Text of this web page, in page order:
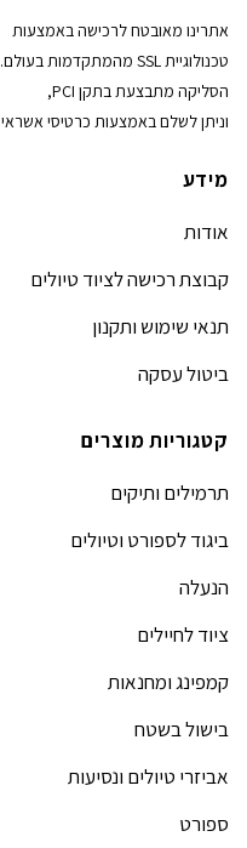
אתרינו מאובטח לרכישה באמצעות
טכנולוגיית SSL מהמתקדמות בעולם.
הסליקה מתבצעת בתקן PCI,
וניתן לשלם באמצעות כרטיסי אשראי
מידע
אודות
קבוצת רכישה לציוד טיולים
תנאי שימוש ותקנון
ביטול עסקה
קטגוריות מוצרים
תרמילים ותיקים
ביגוד לספורט וטיולים
הנעלה
ציוד לחיילים
קמפינג ומחנאות
בישול בשטח
אביזרי טיולים ונסיעות
ספורט